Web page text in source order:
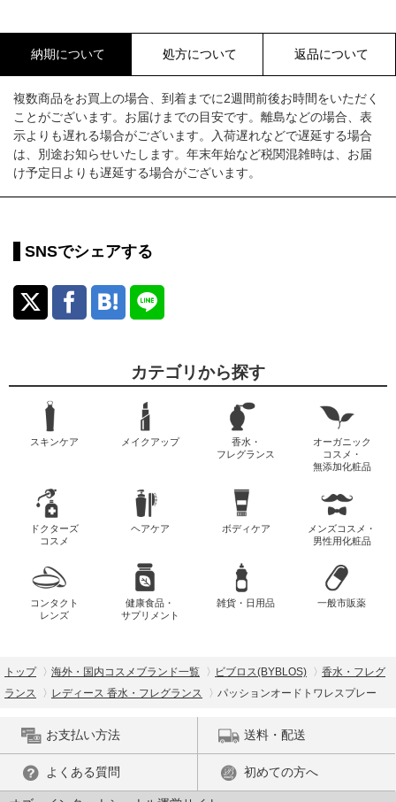
納期について 処方について 返品について
複数商品をお買上の場合、到着までに2週間前後お時間をいただく
ことがございます。お届けまでの目安です。離島などの場合、表
示よりも遅れる場合がございます。入荷遅れなどで遅延する場合
は、別途お知らせいたします。年末年始など税関混雑時は、お届
け予定日よりも遅延する場合がございます。
SNSでシェアする
カテゴリから探す
スキンケア メイクアップ
香水・
フレグランス
オーガニック
コスメ・
無添加化粧品
ドクターズ
コスメ
ヘアケア ボディケア
メンズコスメ・
男性用化粧品
コンタクト
レンズ
健康食品・
サプリメント
雑貨・日用品 一般市販薬
トップ 海外・国内コスメブランド一覧 ビブロス(BYBLOS)
香水・フレグ
ランス
レディース 香水・フレグランス パッションオードトワレスプレー
お支払い方法 送料・配送
よくある質問 初めての方へ